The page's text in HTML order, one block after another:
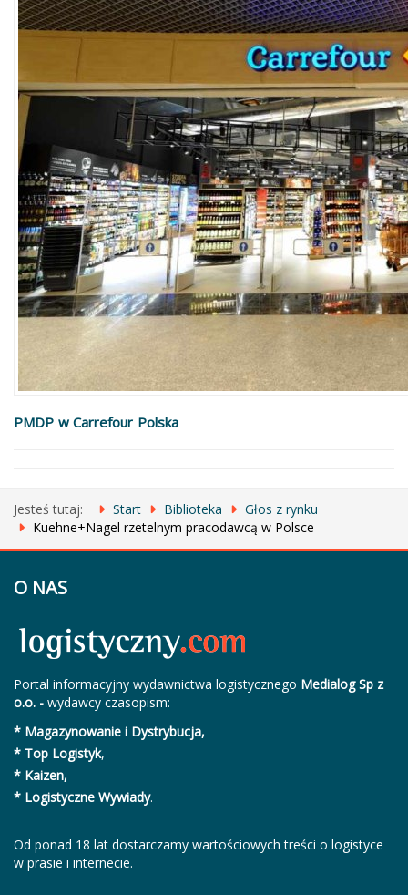
PMDP w Carrefour Polska
Jesteś tutaj: Start Biblioteka
Głos z rynku
Kuehne+Nagel rzetelnym pracodawcą w Polsce
O NAS
Portal informacyjny wydawnictwa logistycznego Medialog Sp z
o.o. - wydawcy czasopism:
* Magazynowanie i Dystrybucja,
* Top Logistyk,
* Kaizen,
* Logistyczne Wywiady.
Od ponad 18 lat dostarczamy wartościowych treści o logistyce
w prasie i internecie.